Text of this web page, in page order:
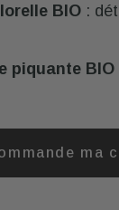
BIO :
piquante BIO
ma